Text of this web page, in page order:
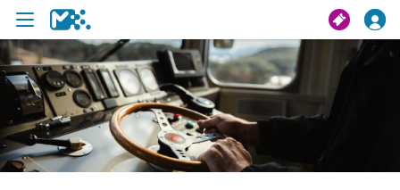
Crissa
Mi viac